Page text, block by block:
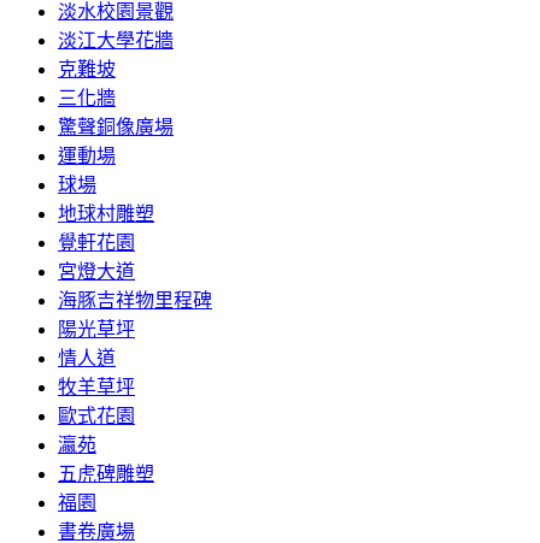
淡水校園景觀
淡江大學花牆
克難坡
三化牆
驚聲銅像廣場
運動場
球場
地球村雕塑
覺軒花園
宮燈大道
海豚吉祥物里程碑
陽光草坪
情人道
牧羊草坪
歐式花園
瀛苑
五虎碑雕塑
福園
書卷廣場